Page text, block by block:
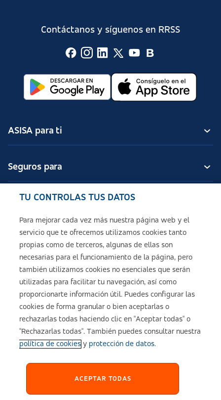
Contáctanos y síguenos en RRSS
ASISA para ti
Seguros para
Seguros de ASISA
Sobre ASISA
Política de cookies
Configuración de cookies
Política de Privacidad
TU CONTROLAS TUS DATOS
Para mejorar cada vez más nuestra página web y el
servicio que te ofrecemos utilizamos cookies tanto
propias como de terceros, algunas de ellas son
necesarias para el funcionamiento de la página, pero
también utilizamos cookies no esenciales que serán
utilizadas para facilitar tu navegación, así como
proporcionarte información útil. Puedes configurar las
cookies de forma granular o bien aceptarlas o
rechazarlas todas haciendo clic en "Aceptar todas" o
"Rechazarlas todas". También puedes consultar nuestra
política de cookiesy protección de datos.
ACEPTAR TODAS